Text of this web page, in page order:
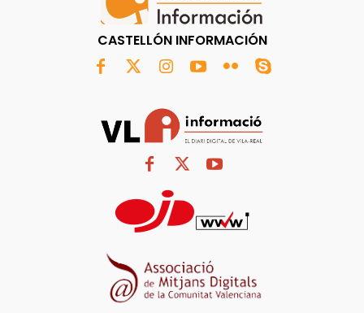
CASTELLÓN INFORMACIÓN